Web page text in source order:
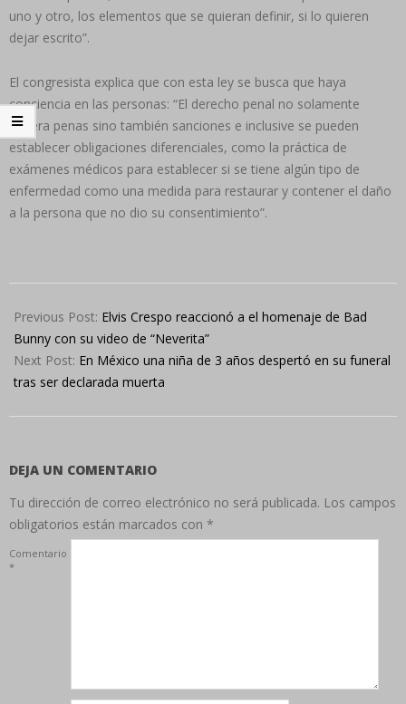
uno y otro, los elementos que se quieran definir, si lo quieren
dejar escrito”.
El congresista explica que con esta ley se busca que haya
conciencia en las personas: “El derecho penal no solamente
genera penas sino también sanciones e inclusive se pueden
establecer obligaciones diferenciales, como la práctica de
exámenes médicos para establecer si se tiene algún tipo de
enfermedad como una medida para restaurar y contener el daño
a la persona que no dio su consentimiento”.
08-
24
Previous Post: Elvis Crespo reaccionó a el homenaje de Bad
Bunny con su video de “Neverita”
Next Post: En México una niña de 3 años despertó en su funeral
tras ser declarada muerta
DEJA UN COMENTARIO
Tu dirección de correo electrónico no será publicada. Los campos
obligatorios están marcados con *
Comentario
*